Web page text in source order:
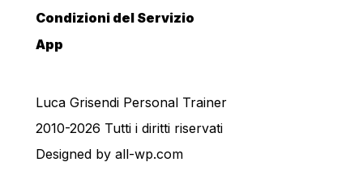
Condizioni del Servizio
App
Luca Grisendi Personal Trainer
2010-2026 Tutti i diritti riservati
Designed by all-wp.com